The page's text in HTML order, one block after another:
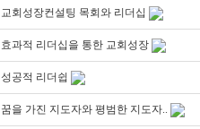
교회성장컨설팅 목회와 리더십
효과적 리더십을 통한 교회성장
성공적 리더쉽
꿈을 가진 지도자와 평범한 지도자..